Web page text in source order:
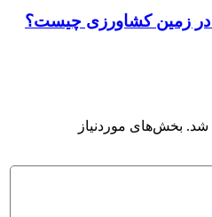
در زمین کشاورزی چیست؟
شد. بخش‌های موردنیاز